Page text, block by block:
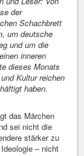
der
Schachbrett
um deutsche
und um die
inneren
dieses Monats
Kultur reichen
haben.
das Märchen
sei nicht die
stärker zu
– nicht